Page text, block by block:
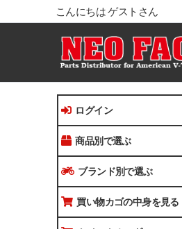
こんにちは ゲストさん
ログイン
商品別で選ぶ
ブランド別で選ぶ
買い物カゴの中身を見る